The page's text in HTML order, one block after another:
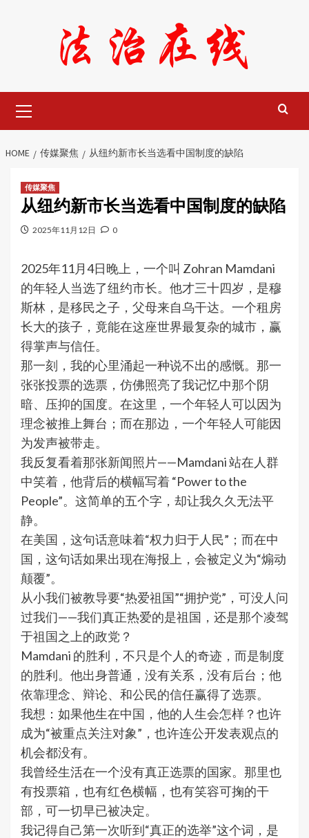
Menu
HOME 传媒聚焦 从纽约新市长当选看中国制度的缺陷
传媒聚焦
从纽约新市长当选看中国制度的缺陷
2025年11月12日 0
2025年11月4日晚上，一个叫 Zohran Mamdani
的年轻人当选了纽约市长。他才三十四岁，是穆
斯林，是移民之子，父母来自乌干达。一个租房
长大的孩子，竟能在这座世界最复杂的城市，赢
得掌声与信任。
那一刻，我的心里涌起一种说不出的感慨。那一
张张投票的选票，仿佛照亮了我记忆中那个阴
暗、压抑的国度。在这里，一个年轻人可以因为
理念被推上舞台；而在那边，一个年轻人可能因
为发声被带走。
我反复看着那张新闻照片——Mamdani 站在人群
中笑着，他背后的横幅写着 “Power to the
People”。这简单的五个字，却让我久久无法平
静。
在美国，这句话意味着“权力归于人民”；而在中
国，这句话如果出现在海报上，会被定义为“煽动
颠覆”。
从小我们被教导要“热爱祖国”“拥护党”，可没人问
过我们——我们真正热爱的是祖国，还是那个凌驾
于祖国之上的政党？
Mamdani 的胜利，不只是个人的奇迹，而是制度
的胜利。他出身普通，没有关系，没有后台；他
依靠理念、辩论、和公民的信任赢得了选票。
我想：如果他生在中国，他的人生会怎样？也许
成为“被重点关注对象”，也许连公开发表观点的
机会都没有。
我曾经生活在一个没有真正选票的国家。那里也
有投票箱，也有红色横幅，也有笑容可掬的干
部，可一切早已被决定。
我记得自己第一次听到“真正的选举”这个词，是